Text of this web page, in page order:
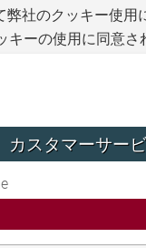
社のクッキー使用
キーの使用に同意さ
カスタマーサー